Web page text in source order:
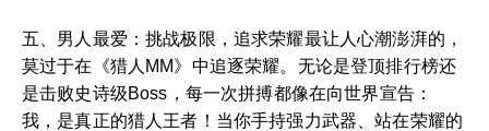
五、男人最爱：挑战极限，追求荣耀最让人心潮澎湃的，
莫过于在《猎人MM》中追逐荣耀。无论是登顶排行榜还
是击败史诗级Boss，每一次拼搏都像在向世界宣告：
我，是真正的猎人王者！当你手持强力武器、站在荣耀的